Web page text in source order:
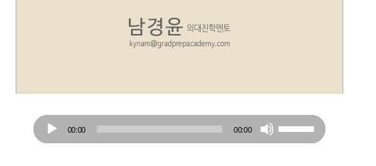
Audio
Player
00:00 00:00
Up/Down